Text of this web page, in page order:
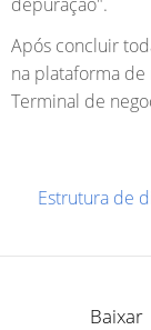
Após concluir
na plataforma de
Terminal de
Estrutura de
Baixar